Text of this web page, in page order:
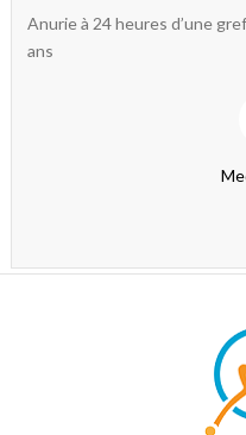
Anurie à 24 heures d’une
ans